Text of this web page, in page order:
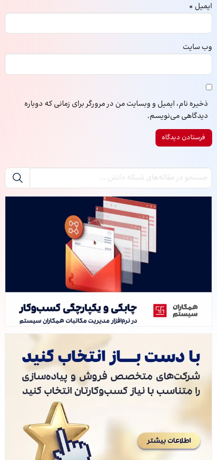
ایمیل *
وب‌ سایت
ذخیره نام، ایمیل و وبسایت من در مرورگر برای زمانی که دوباره
دیدگاهی می‌نویسم.